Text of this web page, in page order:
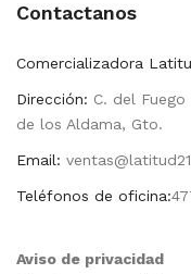
Contactanos
Comercializadora
Dirección: C. del
de los Aldama, Gto.
Email:
Teléfonos de oficina:
Aviso de privacidad